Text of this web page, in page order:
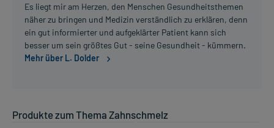
Es liegt mir am Herzen, den Menschen Gesundheitsthemen
näher zu bringen und Medizin verständlich zu erklären, denn
ein gut informierter und aufgeklärter Patient kann sich
besser um sein größtes Gut - seine Gesundheit - kümmern.
Mehr über L. Dolder
Produkte zum Thema Zahnschmelz